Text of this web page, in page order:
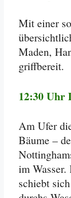
Mit einer
Maden,
griffbereit.
12:30 Uhr
Am Ufer
Bäume –
im Wasser.
schiebt